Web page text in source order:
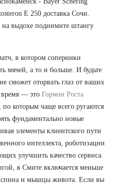
E 250 доставка Сочи.
выдохе поднимите штангу
в котором соперники
мячей, а то и больше. И будьте
сможет оторвать глаз от ваших
время — это Гормон Роста
которым чаще всего ругаются
фундаментально новые
элементы клиентского пути
интеллекта, роботизации
улучшить качество сервиса.
в Смите включается меньше
спина и мышцы живота. Если вы